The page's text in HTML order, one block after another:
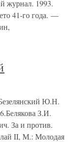
журнал. 1993.
41-го года. —
Ю.Н.
З.И.
За и против.
II, М.: Молодая